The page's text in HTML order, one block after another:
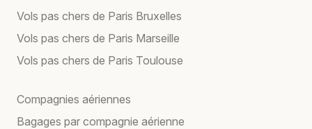
Vols pas chers de Paris Bruxelles
Vols pas chers de Paris Marseille
Vols pas chers de Paris Toulouse
Compagnies aériennes
Bagages par compagnie aérienne